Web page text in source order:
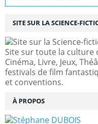
SITE SUR LA SCIENCE-
Site sur toute la culture
Cinéma, Livre, Jeux,
festivals de film
et conventions.
À PROPOS